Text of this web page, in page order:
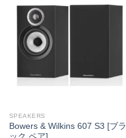
SPEAKERS
Bowers & Wilkins 607 S3 [ブラ